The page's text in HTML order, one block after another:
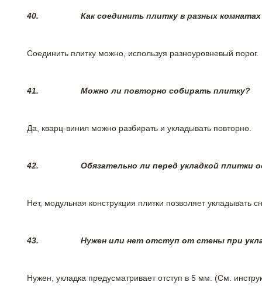
40. Как соединить плитку в разных
Соединить плитку можно, используя разноуровневый порог.
41. Можно ли повторно собирать плитку?
Да, кварц-винил можно разбирать и укладывать повторно.
42. Обязательно ли перед укладкой плитки
Нет, модульная конструкция плитки позволяет
43. Нужен или нет отступ от стены при
Нужен, укладка предусматривает отступ в 5 мм. (См.